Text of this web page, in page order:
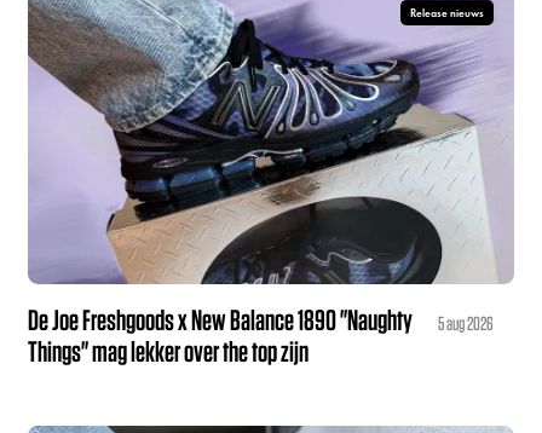
Release nieuws
De Joe Freshgoods x New Balance 1890 "Naughty
Things" mag lekker over the top zijn
5 aug 2026